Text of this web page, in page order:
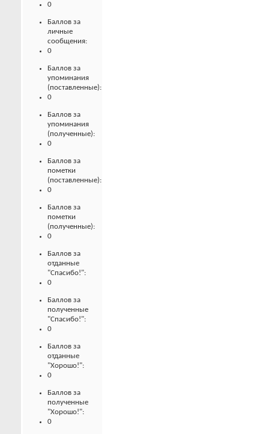
0
Баллов за
личные
сообщения:
0
Баллов за
упоминания
(поставленные):
0
Баллов за
упоминания
(полученные):
0
Баллов за
пометки
(поставленные):
0
Баллов за
пометки
(полученные):
0
Баллов за
отданные
"Спасибо!":
0
Баллов за
полученные
"Спасибо!":
0
Баллов за
отданные
"Хорошо!":
0
Баллов за
полученные
"Хорошо!":
0